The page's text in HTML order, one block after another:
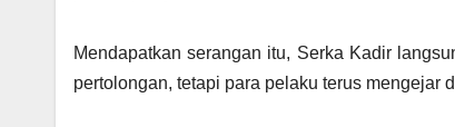
Mendapatkan serangan itu, Serka Kadir
pertolongan, tetapi para pelaku terus mengejar